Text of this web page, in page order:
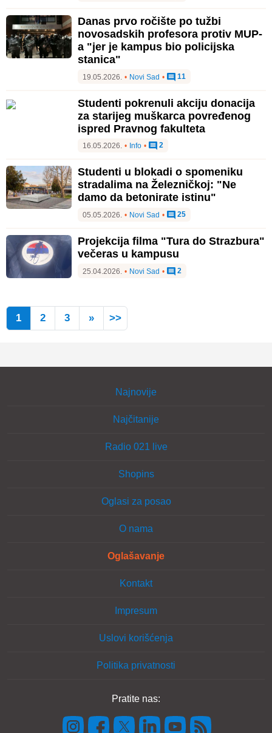
Danas prvo ročište po tužbi
novosadskih profesora protiv MUP-
a "jer je kampus bio policijska
stanica"
19.05.2026. • Novi Sad • 11
Studenti pokrenuli akciju donacija
za starijeg muškarca povređenog
ispred Pravnog fakulteta
16.05.2026. • Info • 2
Studenti u blokadi o spomeniku
stradalima na Železničkoj: "Ne
damo da betonirate istinu"
05.05.2026. • Novi Sad • 25
Projekcija filma "Tura do Strazbura"
večeras u kampusu
25.04.2026. • Novi Sad • 2
1 2 3 » >>
Najnovije
Najčitanije
Radio 021 live
Shopins
Oglasi za posao
O nama
Oglašavanje
Kontakt
Impresum
Uslovi korišćenja
Politika privatnosti
Pratite nas: